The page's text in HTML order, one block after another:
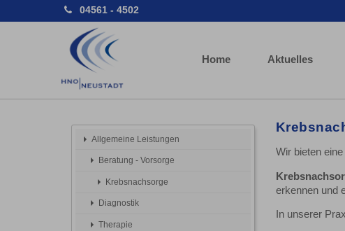
04561 - 4502
Home Aktuelles
Allgemeine Leistungen
Beratung - Vorsorge
Krebsnachsorge
Diagnostik
Therapie
Wir bieten
erkennen und
In unserer